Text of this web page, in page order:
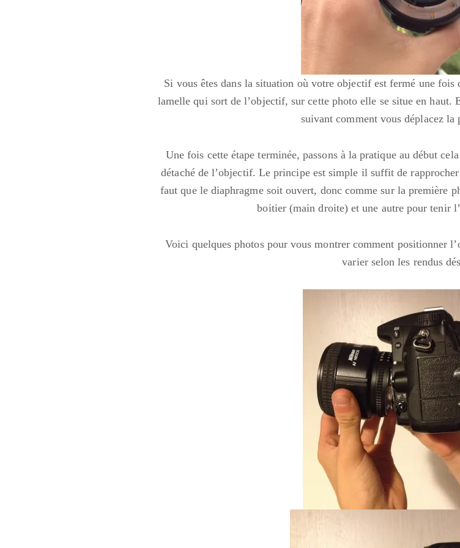
Si vous êtes dans la situation où votre objectif est fermé une
lamelle qui sort de l’objectif, sur cette photo elle se situe en haut.
suivant comment vous déplacez la
Une fois cette étape terminée, passons à la pratique au début
détaché de l’objectif. Le principe est simple il suffit de
faut que le diaphragme soit ouvert, donc comme sur la première
boitier (main droite) et une autre pour tenir
Voici quelques photos pour vous montrer comment positionner
varier selon les rendus